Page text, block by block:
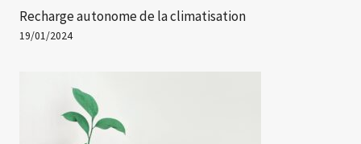
Recharge autonome de la climatisation
19/01/2024